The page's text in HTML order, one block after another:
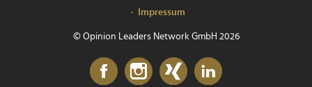
Impressum
© Opinion Leaders Network GmbH 2026